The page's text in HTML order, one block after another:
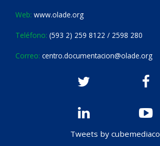
Web: www.olade.org
Teléfono: (593 2) 259 8122 / 2598 280
Correo: centro.documentacion@olade.org
Tweets by cubemediaco